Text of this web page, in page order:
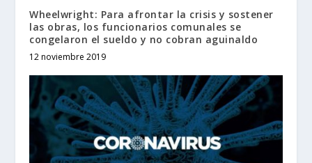
Wheelwright: Para afrontar la crisis y sostener
las obras, los funcionarios comunales se
congelaron el sueldo y no cobran aguinaldo
12 noviembre 2019